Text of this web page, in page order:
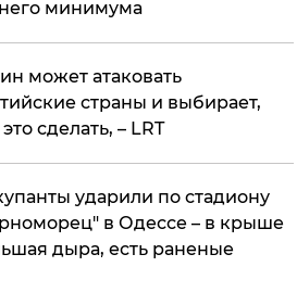
минимума
может атаковать
страны и выбирает,
сделать, – LRT
ударили по стадиону
в Одессе – в крыше
дыра, есть раненые